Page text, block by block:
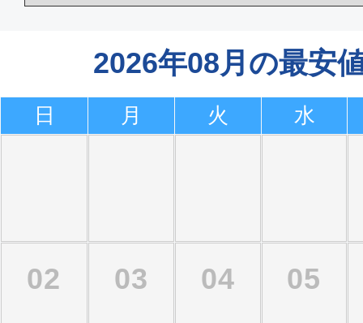
2026年08月の最安
日 月 火 水
02 03 04 05